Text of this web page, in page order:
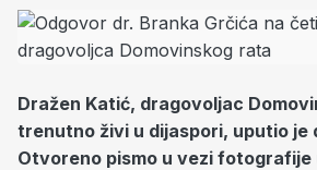
Dražen Katić, dragovoljac
trenutno živi u dijaspori, uputio je
Otvoreno pismo u vezi fotografije